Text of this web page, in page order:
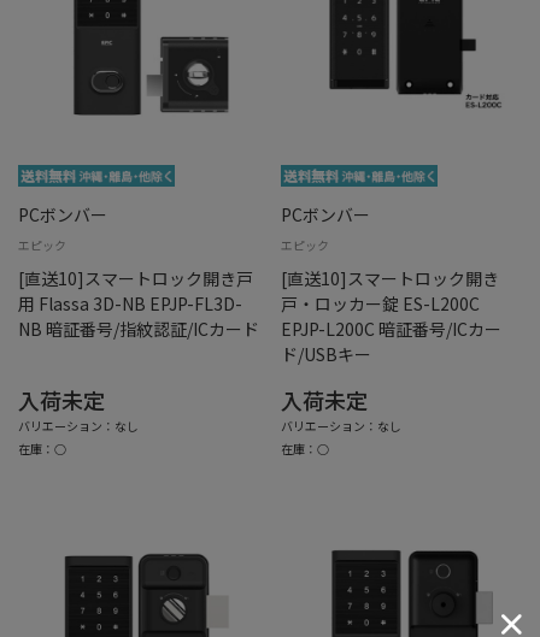
PCボンバー
エピック
[直送10]スマートロック開き戸
用 Flassa 3D-NB EPJP-FL3D-
NB 暗証番号/指紋認証/ICカード
入荷未定
バリエーション：なし
在庫：○
PCボンバー
エピック
[直送10]スマートロック開き
戸・ロッカー錠 ES-L200C
EPJP-L200C 暗証番号/ICカー
ド/USBキー
入荷未定
バリエーション：なし
在庫：○